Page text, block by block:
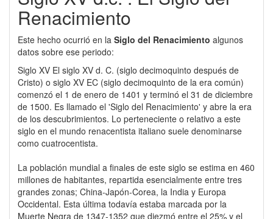
Renacimiento
Este hecho ocurrió en la Siglo del Renacimiento algunos
datos sobre ese periodo:
Siglo XV El siglo XV d. C. (siglo decimoquinto después de
Cristo) o siglo XV EC (siglo decimoquinto de la era común)
comenzó el 1 de enero de 1401 y terminó el 31 de diciembre
de 1500. Es llamado el 'Siglo del Renacimiento' y abre la era
de los descubrimientos. Lo perteneciente o relativo a este
siglo en el mundo renacentista italiano suele denominarse
como cuatrocentista.
La población mundial a finales de este siglo se estima en 460
millones de habitantes, repartida esencialmente entre tres
grandes zonas; China-Japón-Corea, la India y Europa
Occidental. Esta última todavía estaba marcada por la
Muerte Negra de 1347-1352 que diezmó entre el 25% y el